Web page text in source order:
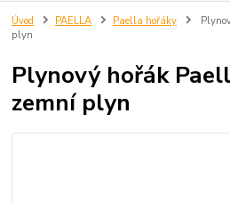
Úvod PAELLA Paella hořáky
plyn
Plynový hořák
zemní plyn